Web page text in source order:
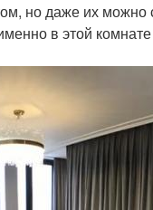
но даже их
в этой